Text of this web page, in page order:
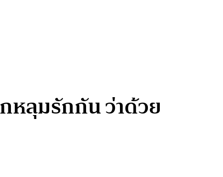
หลุมรักกัน ว่าด้วย